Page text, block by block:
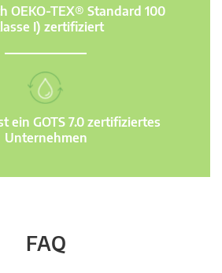
OEKO-TEX® Standard 100
I) zertifiziert
ein GOTS 7.0 zertifiziertes
Unternehmen
FAQ